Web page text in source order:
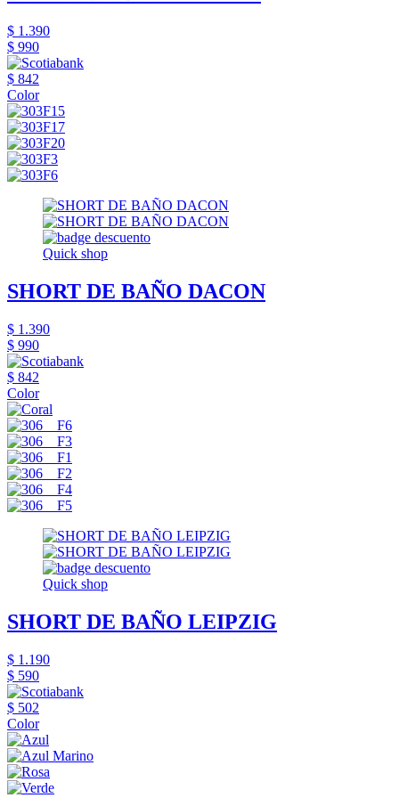
$ 1.390
$ 990
$ 842
Color
Quick shop
SHORT DE BAÑO DACON
$ 1.390
$ 990
$ 842
Color
Quick shop
SHORT DE BAÑO LEIPZIG
$ 1.190
$ 590
$ 502
Color